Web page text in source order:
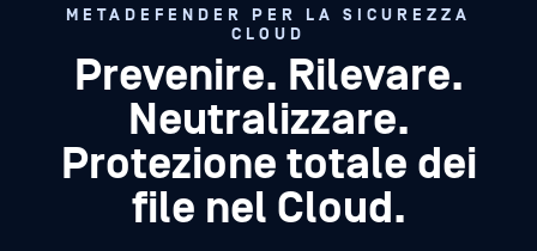
METADEFENDER PER LA SICUREZZA
CLOUD
Prevenire. Rilevare.
Neutralizzare.
Protezione totale dei
file nel Cloud.